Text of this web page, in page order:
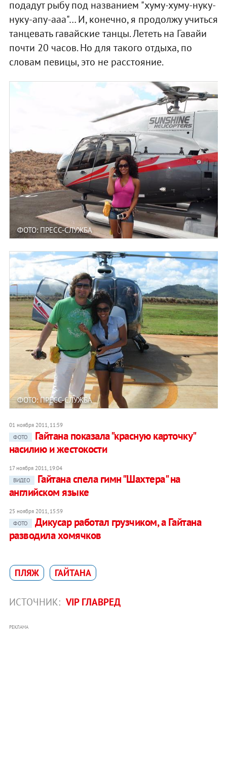
подадут рыбу под названием "хуму-хуму-нуку-
нуку-апу-ааа"… И, конечно, я продолжу учиться
танцевать гавайские танцы. Лететь на Гавайи
почти 20 часов. Но для такого отдыха, по
словам певицы, это не расстояние.
ФОТО: ПРЕСС-СЛУЖБА
ФОТО: ПРЕСС-СЛУЖБА
01 ноября 2011, 11:59
ФОТО
Гайтана показала "красную карточку"
насилию и жестокости
17 ноября 2011, 19:04
ВИДЕО
Гайтана спела гимн "Шахтера" на
английском языке
25 ноября 2011, 15:59
ФОТО
Дикусар работал грузчиком, а Гайтана
разводила хомячков
ПЛЯЖ ГАЙТАНА
ИСТОЧНИК: VIP ГЛАВРЕД
РЕКЛАМА